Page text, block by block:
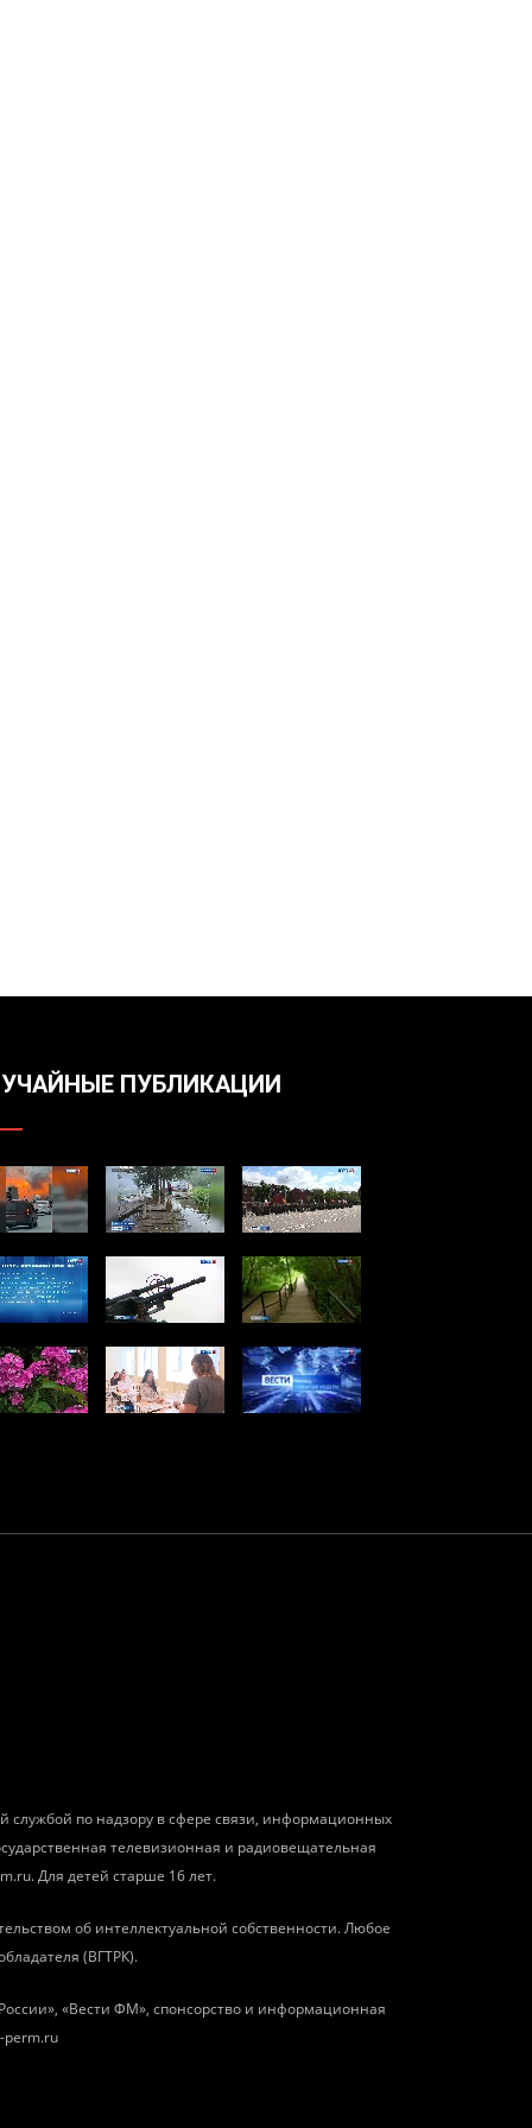
ПУБЛИКАЦИИ
по надзору в сфере связи, информационных
телевизионная и радиовещательная
Для детей старше 16 лет.
об интеллектуальной собственности. Любое
(ВГТРК).
«Вести ФМ», спонсорство и информационная
perm.ru